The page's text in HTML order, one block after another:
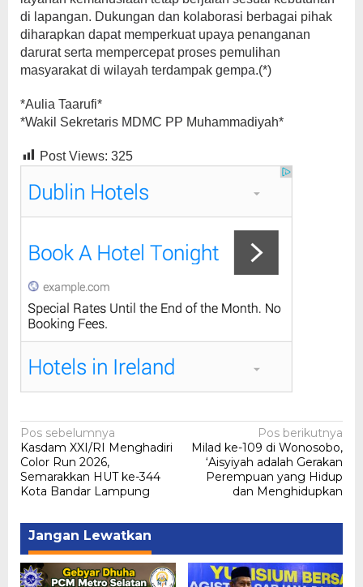
di lapangan. Dukungan dan kolaborasi berbagai pihak
diharapkan dapat memperkuat upaya penanganan
darurat serta mempercepat proses pemulihan
masyarakat di wilayah terdampak gempa.(*)
*Aulia Taarufi*
*Wakil Sekretaris MDMC PP Muhammadiyah*
Post Views: 325
Navigasi
pos
Pos sebelumnya
Kasdam XXI/RI Menghadiri
Color Run 2026,
Semarakkan HUT ke-344
Kota Bandar Lampung
Pos berikutnya
Milad ke-109 di Wonosobo,
‘Aisyiyah adalah Gerakan
Perempuan yang Hidup
dan Menghidupkan
Jangan Lewatkan